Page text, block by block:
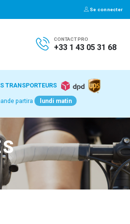
Se connecter
CONTACT PRO
+33 1 43 05 31 68
TRANSPORTEURS
partira lundi matin